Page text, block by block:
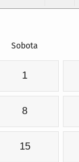
Sobota
1
8
15